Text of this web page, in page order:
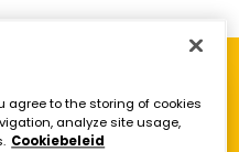
de buurt!
agree to the storing of cookies
analyze site usage,
Cookiebeleid